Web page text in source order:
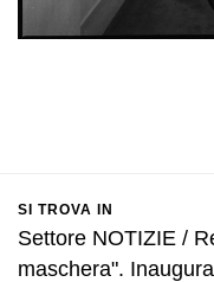
SI TROVA IN
Settore NOTIZIE /
maschera".